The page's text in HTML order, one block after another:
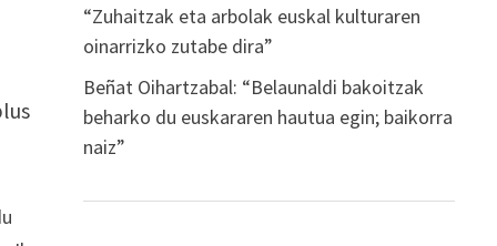
“Zuhaitzak eta arbolak euskal kulturaren
oinarrizko zutabe dira”
Beñat Oihartzabal: “Belaunaldi bakoitzak
beharko du euskararen hautua egin; baikorra
naiz”